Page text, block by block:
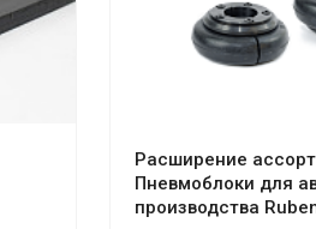
Расширение
Пневмоблоки для
производства